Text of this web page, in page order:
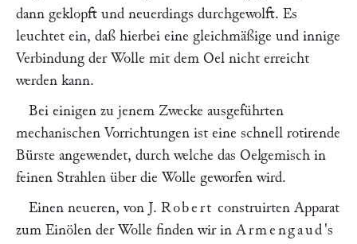
dann geklopft und neuerdings durchgewolft. Es
leuchtet ein, daß hierbei eine gleichmäßige und innige
Verbindung der Wolle mit dem Oel nicht erreicht
werden kann.
Bei einigen zu jenem Zwecke ausgeführten
mechanischen Vorrichtungen ist eine schnell rotirende
Bürste angewendet, durch welche das Oelgemisch in
feinen Strahlen über die Wolle geworfen wird.
Einen neueren, von J. Robert construirten Apparat
zum Einölen der Wolle finden wir in Armengaud 's